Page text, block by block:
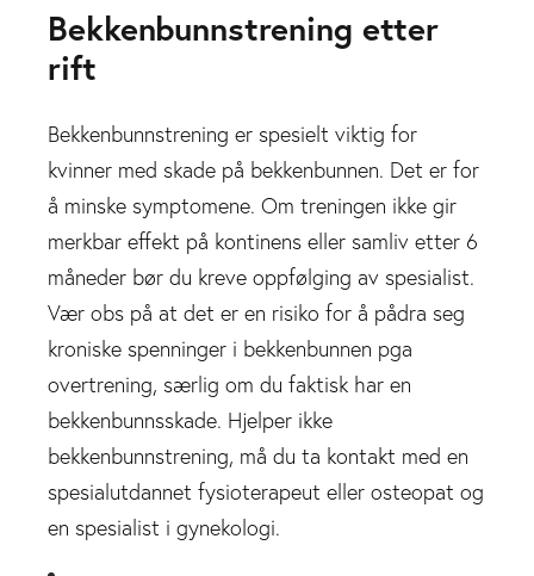
Bekkenbunnstrening etter
rift
Bekkenbunnstrening er spesielt viktig for
kvinner med skade på bekkenbunnen. Det er for
å minske symptomene. Om treningen ikke gir
merkbar effekt på kontinens eller samliv etter 6
måneder bør du kreve oppfølging av spesialist.
Vær obs på at det er en risiko for å pådra seg
kroniske spenninger i bekkenbunnen pga
overtrening, særlig om du faktisk har en
bekkenbunnsskade. Hjelper ikke
bekkenbunnstrening, må du ta kontakt med en
spesialutdannet fysioterapeut eller osteopat og
en spesialist i gynekologi.